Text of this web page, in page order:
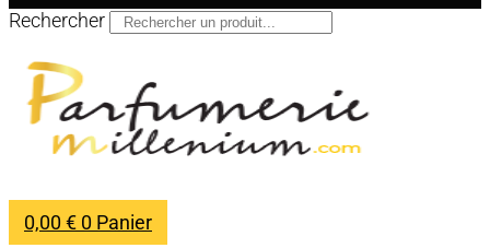
Rechercher
0,00€ 0 Panier